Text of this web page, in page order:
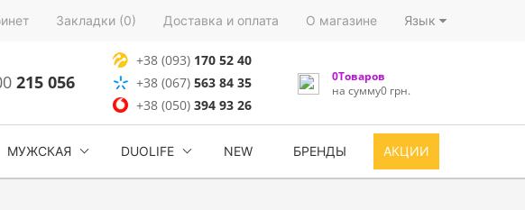
Закладки (0) Доставка и оплата О магазине Язык
215 056
+38 (093) 170 52 40
+38 (067) 563 84 35
+38 (050)394 93 26
0Товаров
на сумму0 грн.
МУЖСКАЯ DUOLIFE NEW БРЕНДЫ АКЦИИ